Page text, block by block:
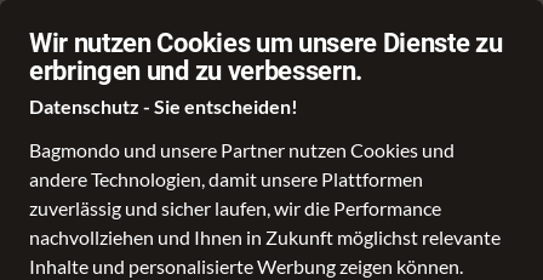
Wir nutzen Cookies um unsere Dienste zu
erbringen und zu verbessern.
Datenschutz - Sie entscheiden!
Bagmondo und unsere Partner nutzen Cookies und
andere Technologien, damit unsere Plattformen
zuverlässig und sicher laufen, wir die Performance
nachvollziehen und Ihnen in Zukunft möglichst relevante
Inhalte und personalisierte Werbung zeigen können.